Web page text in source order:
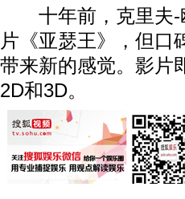
十年前，克里夫-
片《亚瑟王》，但口
带来新的感觉。影片
2D和3D。